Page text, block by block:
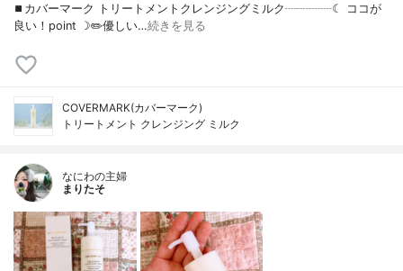
⏹カバーマーク トリートメントクレンジングミルク┈┈┈┈☾ ココが
良い！point ☽✏️優しい…続きを見る
COVERMARK(カバーマーク)
トリートメント クレンジング ミルク
なにわの主婦
まりたそ